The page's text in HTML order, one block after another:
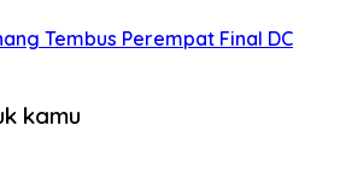
Tembus Perempat Final DC
kamu